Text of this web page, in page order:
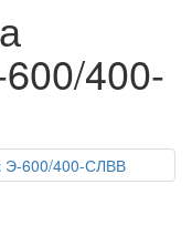
400-